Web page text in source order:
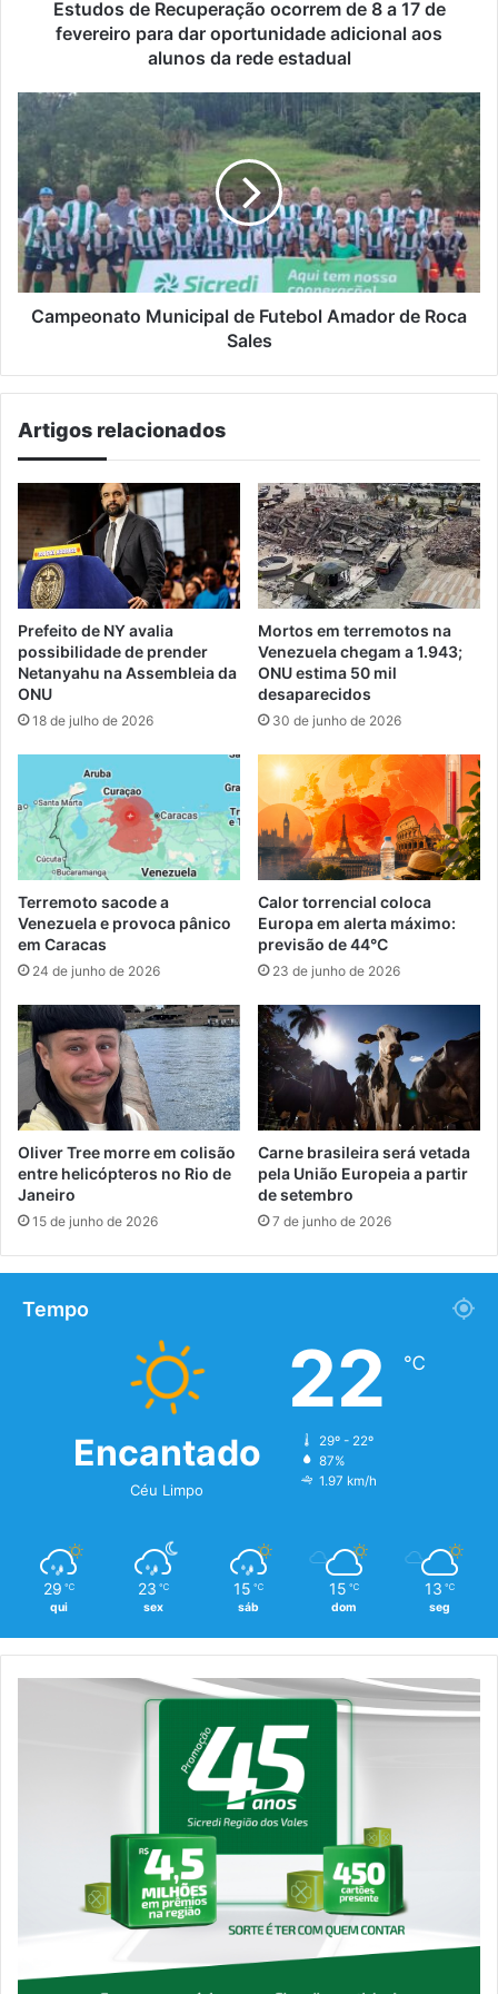
fevereiro
adicional
aos
alunos
da
rede
estadual
Estudos de Recuperação ocorrem de 8 a 17 de
fevereiro para dar oportunidade adicional aos
alunos da rede estadual
Campeonato
Municipal
de
Futebol
Amador
de
Roca
Sales
Campeonato Municipal de Futebol Amador de Roca
Sales
Artigos relacionados
Prefeito de NY avalia
possibilidade de prender
Netanyahu na Assembleia da
ONU
18 de julho de 2026
Mortos em terremotos na
Venezuela chegam a 1.943;
ONU estima 50 mil
desaparecidos
30 de junho de 2026
Terremoto sacode a
Venezuela e provoca pânico
em Caracas
24 de junho de 2026
Calor torrencial coloca
Europa em alerta máximo:
previsão de 44°C
23 de junho de 2026
Oliver Tree morre em colisão
entre helicópteros no Rio de
Janeiro
15 de junho de 2026
Carne brasileira será vetada
pela União Europeia a partir
de setembro
7 de junho de 2026
Tempo
Encantado
Céu Limpo
22 ℃
29º - 22º
87%
1.97 km/h
29 ℃
qui
23 ℃
sex
15 ℃
sáb
15 ℃
dom
13 ℃
seg